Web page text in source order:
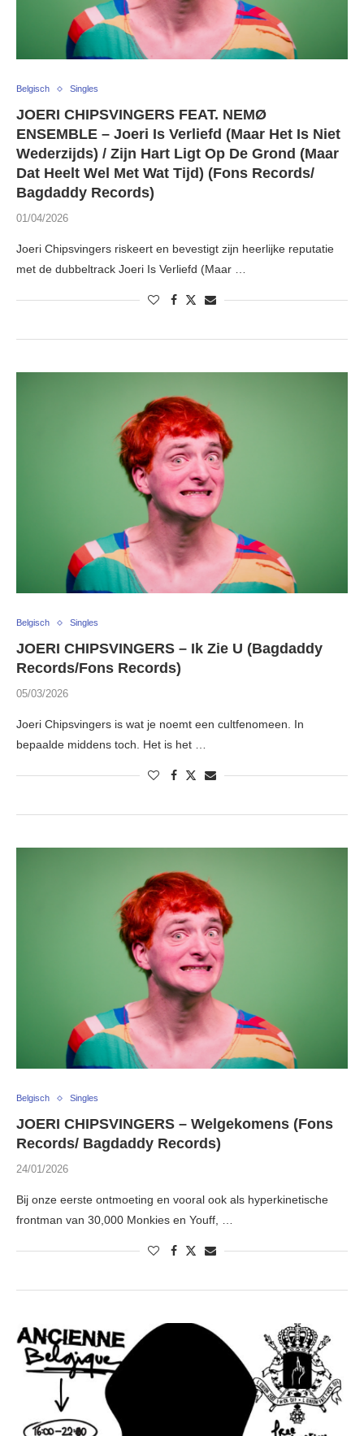
Belgisch Singles
JOERI CHIPSVINGERS FEAT. NEMØ
ENSEMBLE – Joeri Is Verliefd (Maar Het Is Niet
Wederzijds) / Zijn Hart Ligt Op De Grond (Maar
Dat Heelt Wel Met Wat Tijd) (Fons Records/
Bagdaddy Records)
01/04/2026
Joeri Chipsvingers riskeert en bevestigt zijn heerlijke reputatie
met de dubbeltrack Joeri Is Verliefd (Maar …
Belgisch Singles
JOERI CHIPSVINGERS – Ik Zie U (Bagdaddy
Records/Fons Records)
05/03/2026
Joeri Chipsvingers is wat je noemt een cultfenomeen. In
bepaalde middens toch. Het is het …
Belgisch Singles
JOERI CHIPSVINGERS – Welgekomens (Fons
Records/ Bagdaddy Records)
24/01/2026
Bij onze eerste ontmoeting en vooral ook als hyperkinetische
frontman van 30,000 Monkies en Youff, …